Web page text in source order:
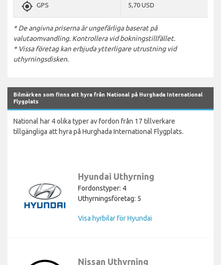
gps_fixed GPS 5,70 USD
* De angivna priserna är ungefärliga baserat på
valutaomvandling. Kontrollera vid bokningstillfället.
* Vissa företag kan erbjuda ytterligare utrustning vid
uthyrningsdisken.
Bilmärken som finns att hyra från National på Hurghada International
Flygplats
National har 4 olika typer av fordon från 17 tillverkare
tillgängliga att hyra på Hurghada International Flygplats.
Hyundai Uthyrning
Fordonstyper: 4
Uthyrningsföretag: 5
Visa hyrbilar för Hyundai
Nissan Uthyrning